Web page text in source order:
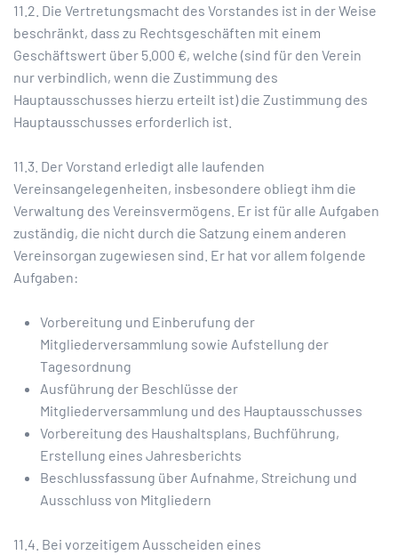
11.2. Die Vertretungsmacht des Vorstandes ist in der Weise
beschränkt, dass zu Rechtsgeschäften mit einem
Geschäftswert über 5.000 €, welche (sind für den Verein
nur verbindlich, wenn die Zustimmung des
Hauptausschusses hierzu erteilt ist) die Zustimmung des
Hauptausschusses erforderlich ist.
11.3. Der Vorstand erledigt alle laufenden
Vereinsangelegenheiten, insbesondere obliegt ihm die
Verwaltung des Vereinsvermögens. Er ist für alle Aufgaben
zuständig, die nicht durch die Satzung einem anderen
Vereinsorgan zugewiesen sind. Er hat vor allem folgende
Aufgaben:
Vorbereitung und Einberufung der
Mitgliederversammlung sowie Aufstellung der
Tagesordnung
Ausführung der Beschlüsse der
Mitgliederversammlung und des Hauptausschusses
Vorbereitung des Haushaltsplans, Buchführung,
Erstellung eines Jahresberichts
Beschlussfassung über Aufnahme, Streichung und
Ausschluss von Mitgliedern
11.4. Bei vorzeitigem Ausscheiden eines